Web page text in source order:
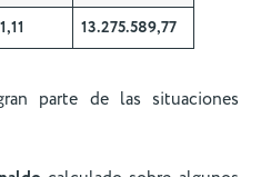
13.275.589,77
parte de las situaciones